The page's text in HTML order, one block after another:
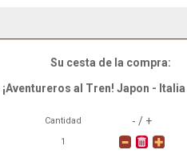
Su cesta de la compra:
¡Aventureros al Tren! Japon - Italia
Cantidad - / +
1